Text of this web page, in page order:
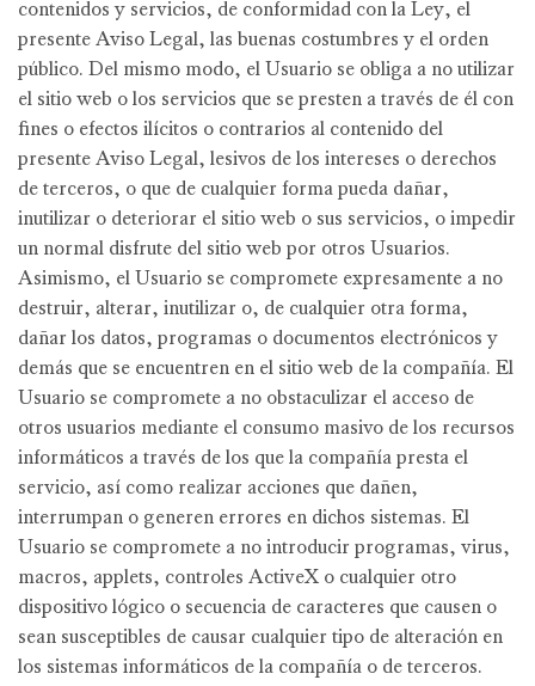
contenidos y servicios, de conformidad con la Ley, el
presente Aviso Legal, las buenas costumbres y el orden
público. Del mismo modo, el Usuario se obliga a no utilizar
el sitio web o los servicios que se presten a través de él con
fines o efectos ilícitos o contrarios al contenido del
presente Aviso Legal, lesivos de los intereses o derechos
de terceros, o que de cualquier forma pueda dañar,
inutilizar o deteriorar el sitio web o sus servicios, o impedir
un normal disfrute del sitio web por otros Usuarios.
Asimismo, el Usuario se compromete expresamente a no
destruir, alterar, inutilizar o, de cualquier otra forma,
dañar los datos, programas o documentos electrónicos y
demás que se encuentren en el sitio web de la compañía. El
Usuario se compromete a no obstaculizar el acceso de
otros usuarios mediante el consumo masivo de los recursos
informáticos a través de los que la compañía presta el
servicio, así como realizar acciones que dañen,
interrumpan o generen errores en dichos sistemas. El
Usuario se compromete a no introducir programas, virus,
macros, applets, controles ActiveX o cualquier otro
dispositivo lógico o secuencia de caracteres que causen o
sean susceptibles de causar cualquier tipo de alteración en
los sistemas informáticos de la compañía o de terceros.